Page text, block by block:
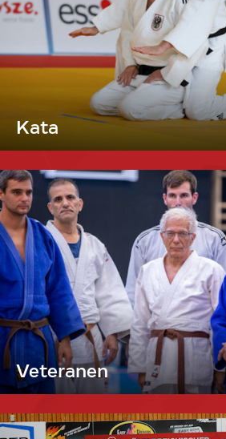
Kata
Veteranen